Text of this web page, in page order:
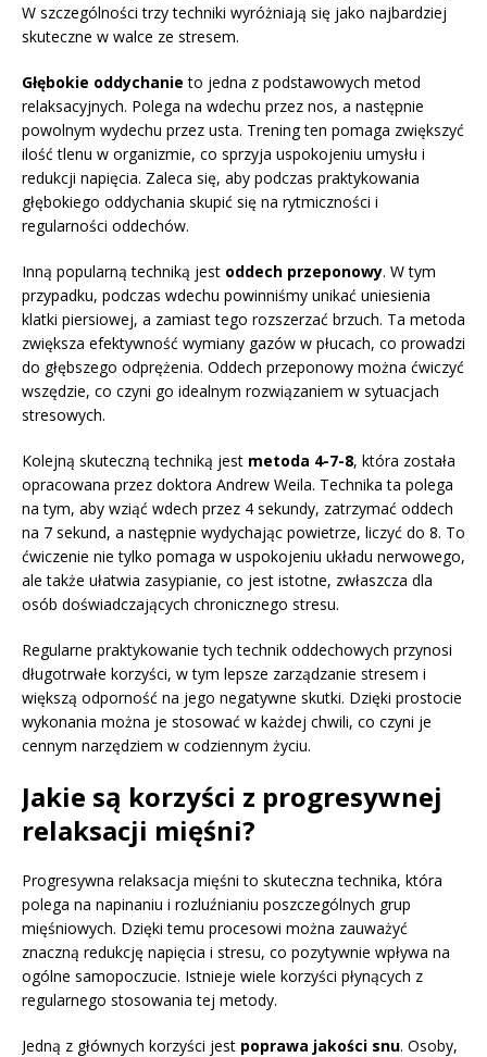
W szczególności trzy techniki wyróżniają się jako najbardziej
skuteczne w walce ze stresem.
Głębokie oddychanie to jedna z podstawowych metod
relaksacyjnych. Polega na wdechu przez nos, a następnie
powolnym wydechu przez usta. Trening ten pomaga zwiększyć
ilość tlenu w organizmie, co sprzyja uspokojeniu umysłu i
redukcji napięcia. Zaleca się, aby podczas praktykowania
głębokiego oddychania skupić się na rytmiczności i
regularności oddechów.
Inną popularną techniką jest oddech przeponowy. W tym
przypadku, podczas wdechu powinniśmy unikać uniesienia
klatki piersiowej, a zamiast tego rozszerzać brzuch. Ta metoda
zwiększa efektywność wymiany gazów w płucach, co prowadzi
do głębszego odprężenia. Oddech przeponowy można ćwiczyć
wszędzie, co czyni go idealnym rozwiązaniem w sytuacjach
stresowych.
Kolejną skuteczną techniką jest metoda 4-7-8, która została
opracowana przez doktora Andrew Weila. Technika ta polega
na tym, aby wziąć wdech przez 4 sekundy, zatrzymać oddech
na 7 sekund, a następnie wydychając powietrze, liczyć do 8. To
ćwiczenie nie tylko pomaga w uspokojeniu układu nerwowego,
ale także ułatwia zasypianie, co jest istotne, zwłaszcza dla
osób doświadczających chronicznego stresu.
Regularne praktykowanie tych technik oddechowych przynosi
długotrwałe korzyści, w tym lepsze zarządzanie stresem i
większą odporność na jego negatywne skutki. Dzięki prostocie
wykonania można je stosować w każdej chwili, co czyni je
cennym narzędziem w codziennym życiu.
Jakie są korzyści z progresywnej
relaksacji mięśni?
Progresywna relaksacja mięśni to skuteczna technika, która
polega na napinaniu i rozluźnianiu poszczególnych grup
mięśniowych. Dzięki temu procesowi można zauważyć
znaczną redukcję napięcia i stresu, co pozytywnie wpływa na
ogólne samopoczucie. Istnieje wiele korzyści płynących z
regularnego stosowania tej metody.
Jedną z głównych korzyści jest poprawa jakości snu. Osoby,